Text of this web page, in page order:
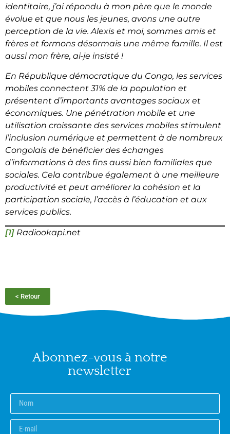
identitaire, j’ai répondu à mon père que le monde
évolue et que nous les jeunes, avons une autre
perception de la vie. Alexis et moi, sommes amis et
frères et formons désormais une même famille. Il est
aussi mon frère, ai-je insisté !
En République démocratique du Congo, les services
mobiles connectent 31% de la population et
présentent d’importants avantages sociaux et
économiques. Une pénétration mobile et une
utilisation croissante des services mobiles stimulent
l’inclusion numérique et permettent à de nombreux
Congolais de bénéficier des échanges
d’informations à des fins aussi bien familiales que
sociales. Cela contribue également à une meilleure
productivité et peut améliorer la cohésion et la
participation sociale, l’accès à l’éducation et aux
services publics.
[1] Radiookapi.net
< Retour
Abonnez-vous à notre
newsletter